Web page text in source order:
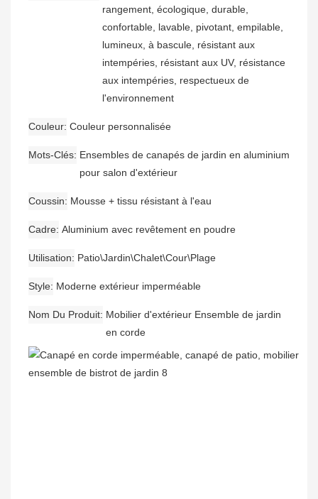
rangement, écologique, durable,
confortable, lavable, pivotant, empilable,
lumineux, à bascule, résistant aux
intempéries, résistant aux UV, résistance
aux intempéries, respectueux de
l'environnement
Couleur Couleur personnalisée
Mots-Clés Ensembles de canapés de jardin en aluminium
pour salon d'extérieur
Coussin Mousse + tissu résistant à l'eau
Cadre Aluminium avec revêtement en poudre
Utilisation Patio\Jardin\Chalet\Cour\Plage
Style Moderne extérieur imperméable
Nom Du Produit Mobilier d'extérieur Ensemble de jardin
en corde